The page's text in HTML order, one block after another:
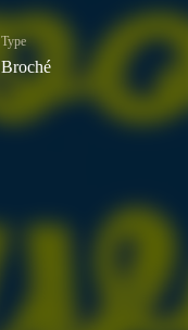
Type
Broché